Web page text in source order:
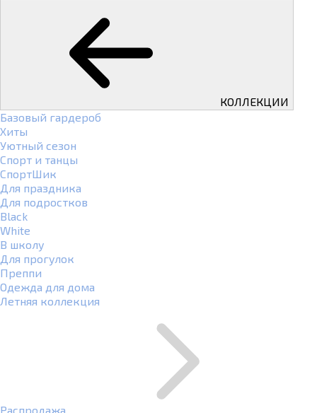
КОЛЛЕКЦИИ
Базовый гардероб
Хиты
Уютный сезон
Спорт и танцы
СпортШик
Для праздника
Для подростков
Black
White
В школу
Для прогулок
Преппи
Одежда для дома
Летняя коллекция
Распродажа